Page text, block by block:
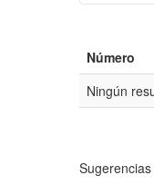
Número
Ningún